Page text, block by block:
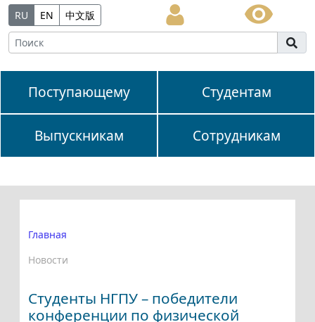
RU EN 中文版
Поступающему Студентам
Выпускникам Сотрудникам
Главная
Новости
Студенты НГПУ – победители
конференции по физической